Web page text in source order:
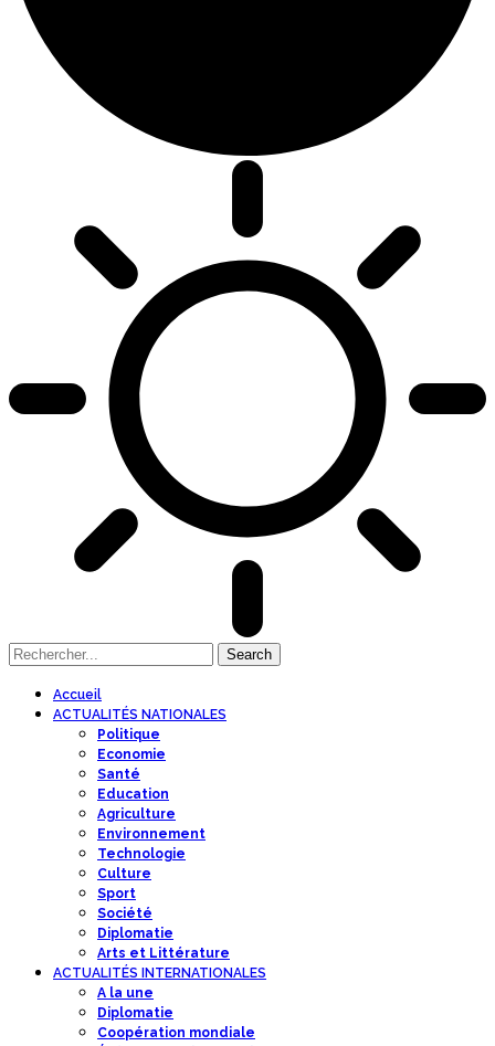
Accueil
ACTUALITÉS NATIONALES
Politique
Economie
Santé
Education
Agriculture
Environnement
Technologie
Culture
Sport
Société
Diplomatie
Arts et Littérature
ACTUALITÉS INTERNATIONALES
A la une
Diplomatie
Coopération mondiale